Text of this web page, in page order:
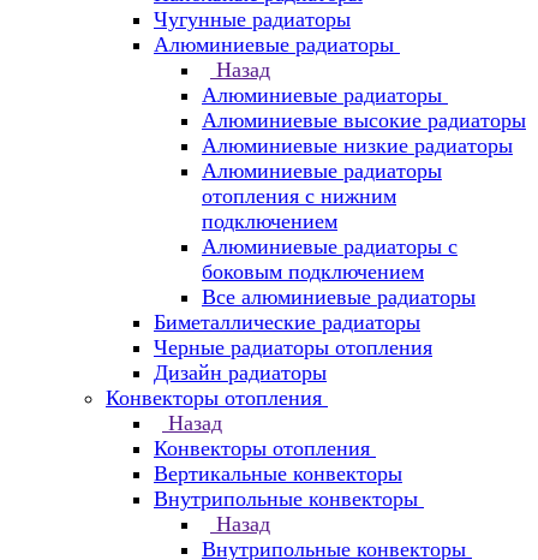
Чугунные радиаторы
Алюминиевые радиаторы
Назад
Алюминиевые радиаторы
Алюминиевые высокие радиаторы
Алюминиевые низкие радиаторы
Алюминиевые радиаторы
отопления с нижним
подключением
Алюминиевые радиаторы с
боковым подключением
Все алюминиевые радиаторы
Биметаллические радиаторы
Черные радиаторы отопления
Дизайн радиаторы
Конвекторы отопления
Назад
Конвекторы отопления
Вертикальные конвекторы
Внутрипольные конвекторы
Назад
Внутрипольные конвекторы